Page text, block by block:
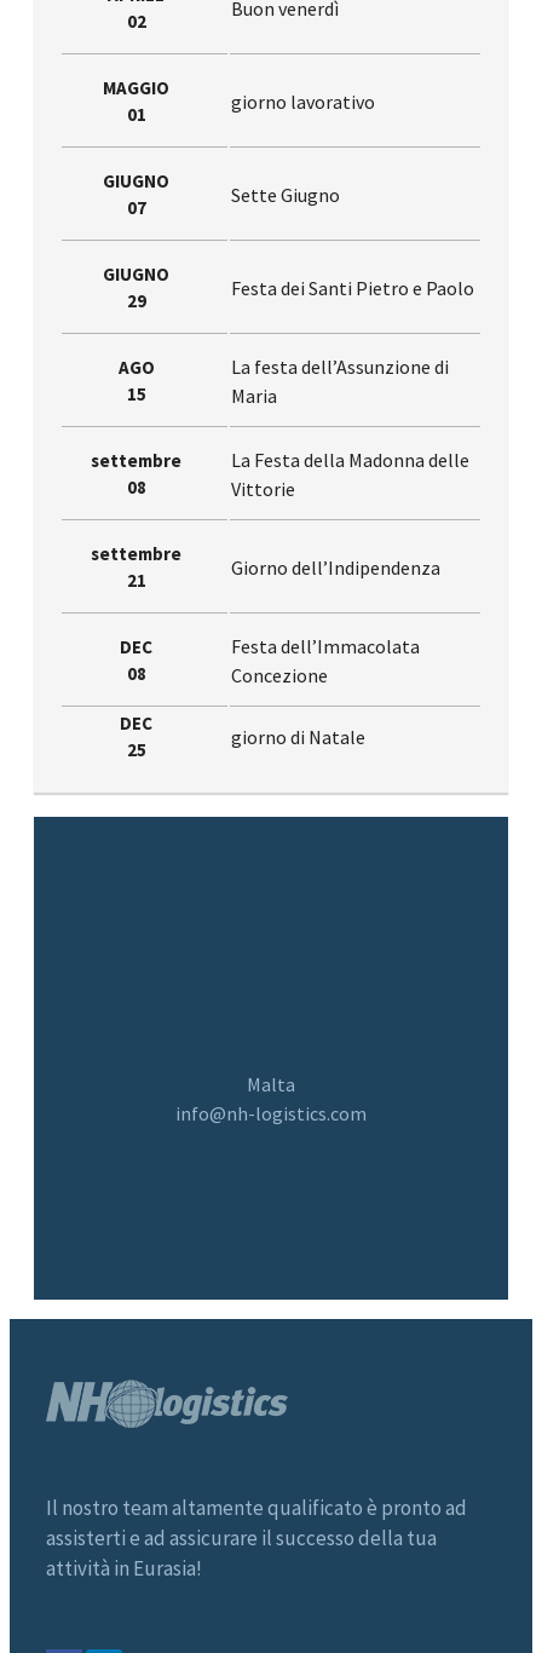
02
Buon venerdì
MAGGIO
01
giorno lavorativo
GIUGNO
07
Sette Giugno
GIUGNO
29
Festa dei Santi Pietro e Paolo
AGO
15
La festa dell’Assunzione di
Maria
settembre
08
La Festa della Madonna delle
Vittorie
settembre
21
Giorno dell’Indipendenza
DEC
08
Festa dell’Immacolata
Concezione
DEC
25
giorno di Natale
Malta
info@nh-logistics.com
Il nostro team altamente qualificato è pronto ad
assisterti e ad assicurare il successo della tua
attività in Eurasia!